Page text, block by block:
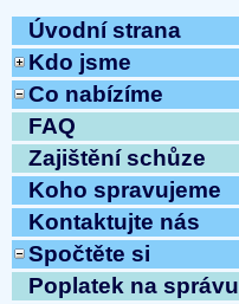
Úvodní strana
Kdo jsme
Co nabízíme
FAQ
Zajištění schůze
Koho spravujeme
Kontaktujte nás
Spočtěte si
Poplatek na správu